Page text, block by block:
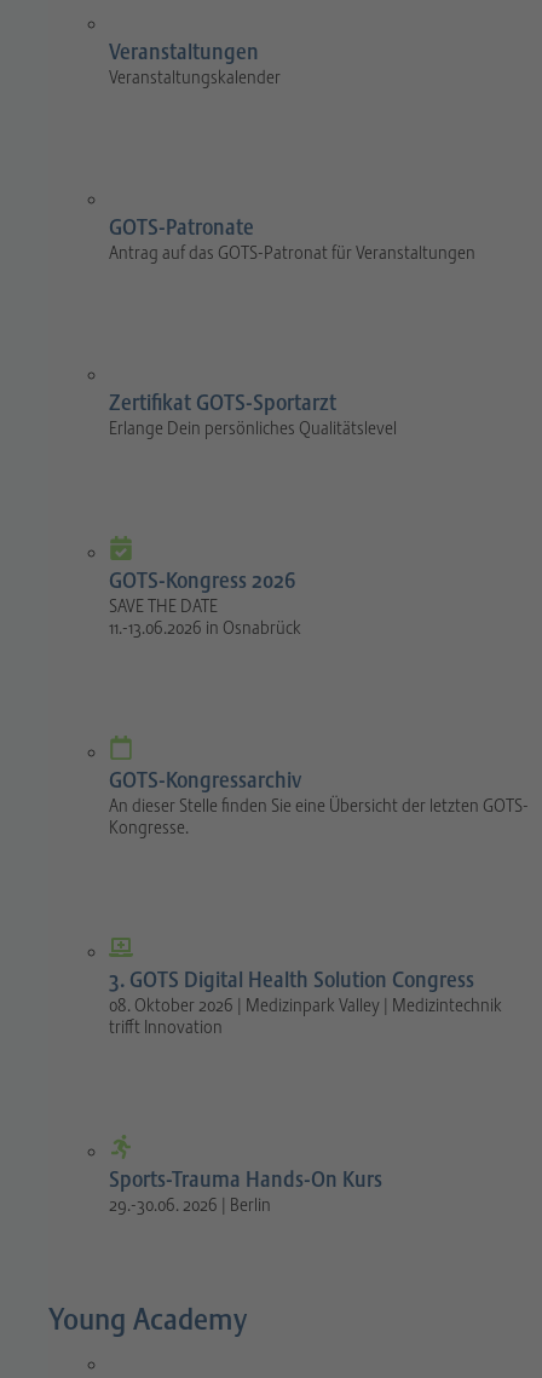
Veranstaltungen
Veranstaltungskalender
GOTS-Patronate
Antrag auf das GOTS-Patronat für Veranstaltungen
Zertifikat GOTS-Sportarzt
Erlange Dein persönliches Qualitätslevel
GOTS-Kongress 2026
SAVE THE DATE
11.-13.06.2026 in Osnabrück
GOTS-Kongressarchiv
An dieser Stelle finden Sie eine Übersicht der letzten GOTS-
Kongresse.
3. GOTS Digital Health Solution Congress
08. Oktober 2026 | Medizinpark Valley | Medizintechnik
trifft Innovation
Sports-Trauma Hands-On Kurs
29.-30.06. 2026 | Berlin
Young Academy